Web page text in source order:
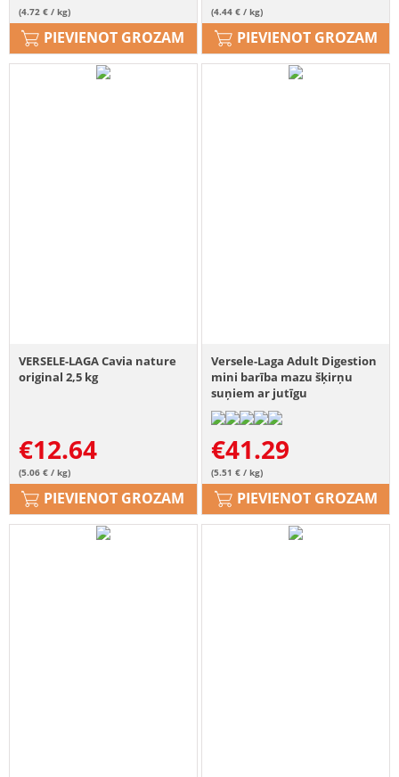
(4.72 € / kg)
PIEVIENOT GROZAM
(4.44 € / kg)
PIEVIENOT GROZAM
VERSELE-LAGA Cavia nature
original 2,5 kg
€12.64
(5.06 € / kg)
PIEVIENOT GROZAM
Versele-Laga Adult Digestion
mini barība mazu šķirņu
suņiem ar jutīgu
gremošanas sistēmu 7,5 kg
€41.29
(5.51 € / kg)
PIEVIENOT GROZAM